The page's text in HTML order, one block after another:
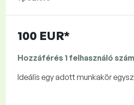
100 EUR*
Hozzáférés 1 felhasználó
Ideális egy adott munkakör